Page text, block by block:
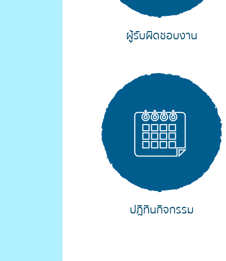
ผู้รับผิดชอบงาน
ปฎิทินกิจกรรม